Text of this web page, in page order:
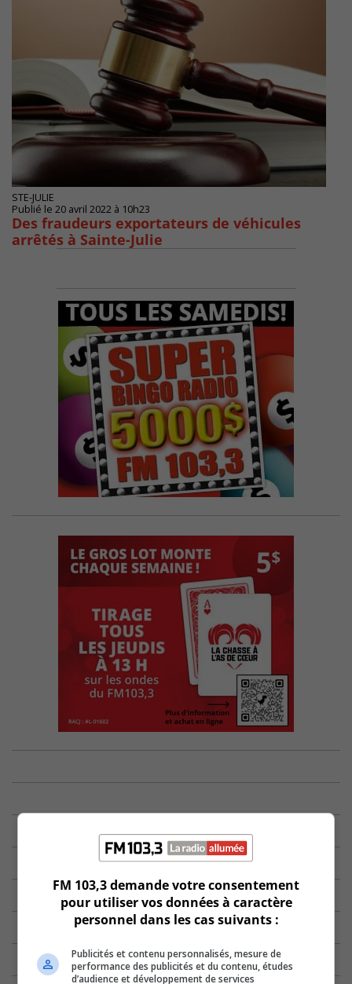
STE-JULIE
Publié le 20 avril 2022 à 10h23
Des fraudeurs exportateurs de véhicules
arrêtés à Sainte-Julie
FM 103,3 demande votre consentement
pour utiliser vos données à caractère
personnel dans les cas suivants :
Publicités et contenu personnalisés, mesure de
performance des publicités et du contenu, études
d’audience et développement de services